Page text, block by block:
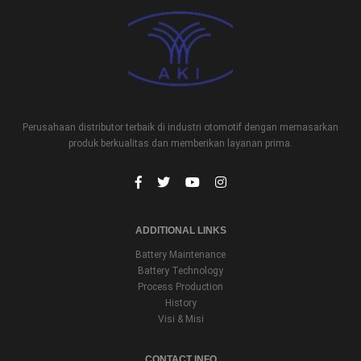
VRLA
Perusahaan distributor terbaik di industri otomotif dengan memasarkan
produk berkualitas dan memberikan layanan prima.
ADDITIONAL LINKS
Battery Maintenance
Battery Technology
Process Production
History
Visi & Misi